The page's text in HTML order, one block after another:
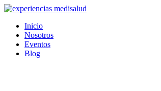
Ir
contenido
Inicio
Nosotros
Eventos
Blog